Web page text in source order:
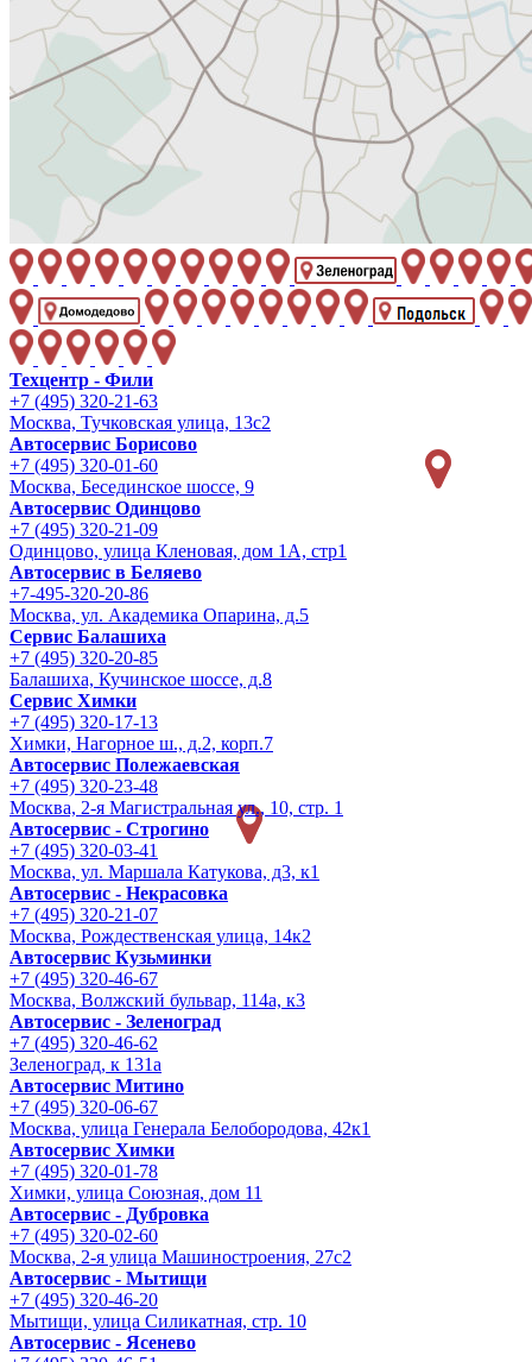
Техцентр - Фили
+7 (495) 320-21-63
Москва, Тучковская улица, 13с2
Автосервис Борисово
+7 (495) 320-01-60
Москва, Бесединское шоссе, 9
Автосервис Одинцово
+7 (495) 320-21-09
Одинцово, улица Кленовая, дом 1А, стр1
Автосервис в Беляево
+7-495-320-20-86
Москва, ул. Академика Опарина, д.5
Сервис Балашиха
+7 (495) 320-20-85
Балашиха, Кучинское шоссе, д.8
Сервис Химки
+7 (495) 320-17-13
Химки, Нагорное ш., д.2, корп.7
Автосервис Полежаевская
+7 (495) 320-23-48
Москва, 2-я Магистральная ул., 10, стр. 1
Автосервис - Строгино
+7 (495) 320-03-41
Москва, ул. Маршала Катукова, д3, к1
Автосервис - Некрасовка
+7 (495) 320-21-07
Москва, Рождественская улица, 14к2
Автосервис Кузьминки
+7 (495) 320-46-67
Москва, Волжский бульвар, 114а, к3
Автосервис - Зеленоград
+7 (495) 320-46-62
Зеленоград, к 131а
Автосервис Митино
+7 (495) 320-06-67
Москва, улица Генерала Белобородова, 42к1
Автосервис Химки
+7 (495) 320-01-78
Химки, улица Союзная, дом 11
Автосервис - Дубровка
+7 (495) 320-02-60
Москва, 2-я улица Машиностроения, 27с2
Автосервис - Мытищи
+7 (495) 320-46-20
Мытищи, улица Силикатная, стр. 10
Автосервис - Ясенево